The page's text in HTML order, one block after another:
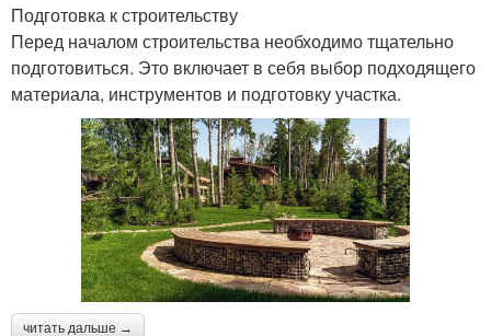
Подготовка к строительству
Перед началом строительства необходимо тщательно
подготовиться. Это включает в себя выбор подходящего
материала, инструментов и подготовку участка.
читать дальше →